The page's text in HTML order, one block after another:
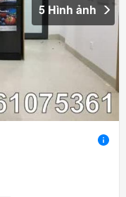
5 Hình ảnh